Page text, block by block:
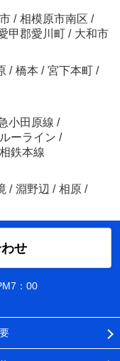
/ 相模原市南区 /
甲郡愛川町 / 大和市
/ 橋本 / 宮下本町 /
小田原線 /
ーライン /
相鉄本線
/ 淵野辺 / 相原 /
せ
：00